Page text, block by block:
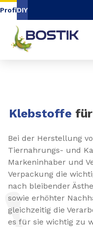
Inhalt
ProfiDIY
Klebstoffe
Bei der Herstellung
Tiernahrungs- und
Markeninhaber und
Verpackung die
nach bleibender
sowie erhöhter
gleichzeitig die
es für sie wichtig zu